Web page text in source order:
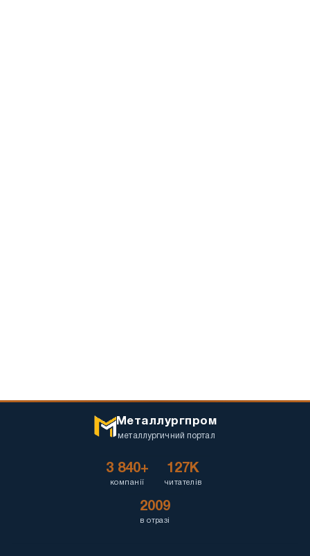
Металлургпром
металлургичний портал
3 840+
компанії
127K
читателів
2009
в отразі